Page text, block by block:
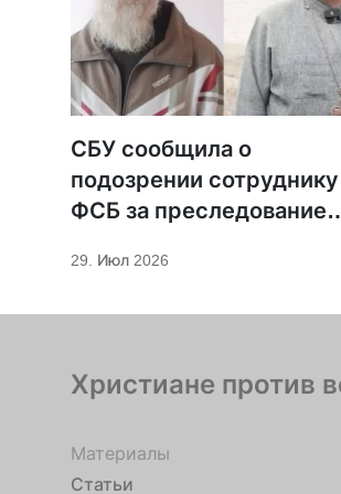
СБУ сообщила о
подозрении сотруднику
ФСБ за преследование
29. Июл 2026
Христиане против
Материалы
Статьи